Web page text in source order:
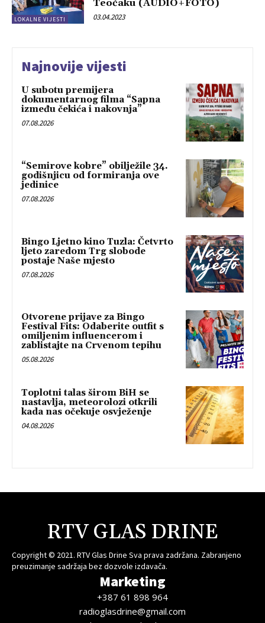
LOKALNE VIJESTI
Teočaku (AUDIO+FOTO)
03.04.2023
Najnovije vijesti
U subotu premijera
dokumentarnog filma “Sapna
između čekića i nakovnja”
07.08.2026
“Semirove kobre” obilježile 34.
godišnjicu od formiranja ove
jedinice
07.08.2026
Bingo Ljetno kino Tuzla: Četvrto
ljeto zaredom Trg slobode
postaje Naše mjesto
07.08.2026
Otvorene prijave za Bingo
Festival Fits: Odaberite outfit s
omiljenim influencerom i
zablistajte na Crvenom tepihu
05.08.2026
Toplotni talas širom BiH se
nastavlja, meteorolozi otkrili
kada nas očekuje osvježenje
04.08.2026
RTV GLAS DRINE
Copyright © 2021. RTV Glas Drine Sva prava zadržana. Zabranjeno
preuzimanje sadržaja bez dozvole izdavača.
Marketing
+387 61 898 964
radioglasdrine@gmail.com